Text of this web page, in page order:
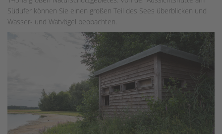
Südufer können Sie einen großen Teil des Sees überblicken und
Wasser- und Watvögel beobachten.